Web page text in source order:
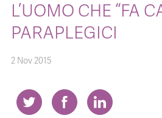
BOLLINI
NEWS
L’UOMO CHE “FA
PARAPLEGICI
2 Nov 2015